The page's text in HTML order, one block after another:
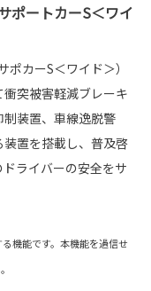
ポートカーS＜ワイ
カーS＜ワイド＞）
突被害軽減ブレーキ
制装置、車線逸脱警
置を搭載し、普及啓
ライバーの安全をサ
機能です。本機能を過信せ